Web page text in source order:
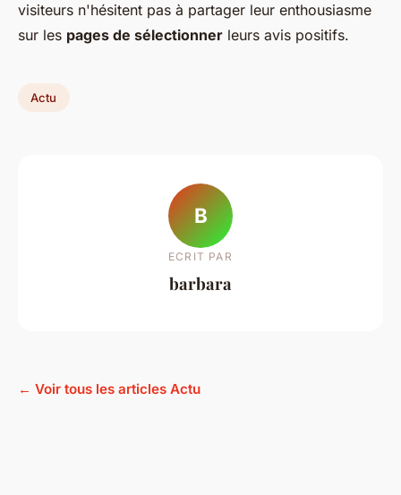
visiteurs n'hésitent pas à partager leur enthousiasme
sur les pages de sélectionner leurs avis positifs.
Actu
B
ECRIT PAR
barbara
← Voir tous les articles Actu